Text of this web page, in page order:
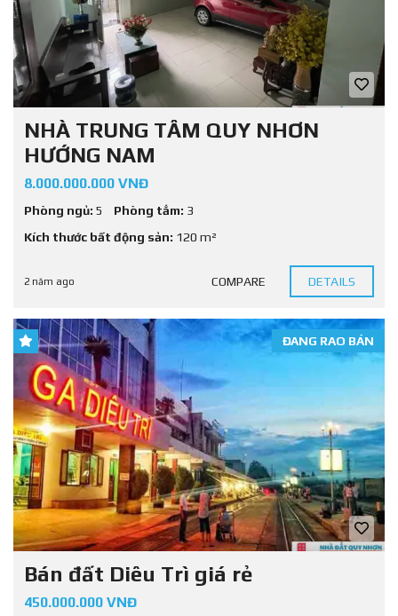
NHÀ TRUNG TÂM QUY NHƠN
HƯỚNG NAM
8.000.000.000 VNĐ
Phòng ngủ: 5 Phòng tắm: 3
Kích thước bất động sản: 120 m²
2 năm ago COMPARE DETAILS
ĐANG RAO BÁN
Bán đất Diêu Trì giá rẻ
450.000.000 VNĐ